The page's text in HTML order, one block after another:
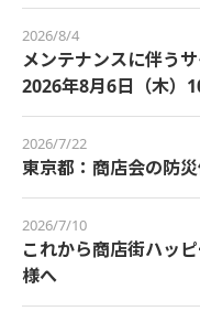
2026/8/4
メンテナンスに伴う
2026年8月6日（木）
2026/7/22
東京都：商店会の防
2026/7/10
これから商店街ハッ
様へ